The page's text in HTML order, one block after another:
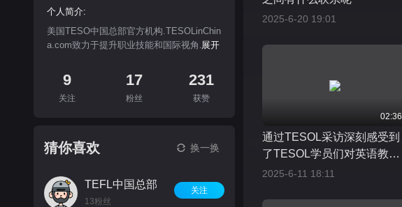
个人简介:
美国TESO中国总部官方机构.TESOLinChin
a.com致力于提升职业技能和国际视角...展开
9
关注
17
粉丝
231
获赞
猜你喜欢 换一换
TEFL中国总部
13粉丝
关注
2025-6-20 19:01
02:36
通过TESOL采访深刻感受到
了TESOL学员们对英语教育
的热情和执着
2025-6-11 18:11